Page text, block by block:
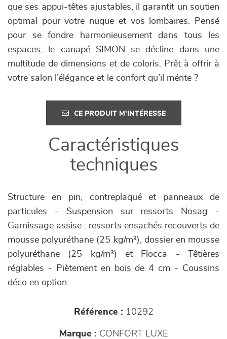
que ses appui-têtes ajustables, il garantit un soutien
optimal pour votre nuque et vos lombaires. Pensé
pour se fondre harmonieusement dans tous les
espaces, le canapé SIMON se décline dans une
multitude de dimensions et de coloris. Prêt à offrir à
votre salon l’élégance et le confort qu’il mérite ?
CE PRODUIT M'INTÉRESSE
Caractéristiques
techniques
Structure en pin, contreplaqué et panneaux de
particules - Suspension sur ressorts Nosag -
Garnissage assise : ressorts ensachés recouverts de
mousse polyuréthane (25 kg/m³), dossier en mousse
polyuréthane (25 kg/m³) et Flocca - Têtières
réglables - Piètement en bois de 4 cm - Coussins
déco en option.
Référence : 10292
Marque : CONFORT LUXE